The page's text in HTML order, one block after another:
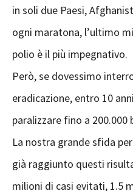
in soli due Paesi,
ogni maratona, l’ultimo
polio è il più impegnativo.
Però, se dovessimo
eradicazione, entro 10
paralizzare fino a 200.000
La nostra grande sfida
già raggiunto questi
milioni di casi evitati, 1.5